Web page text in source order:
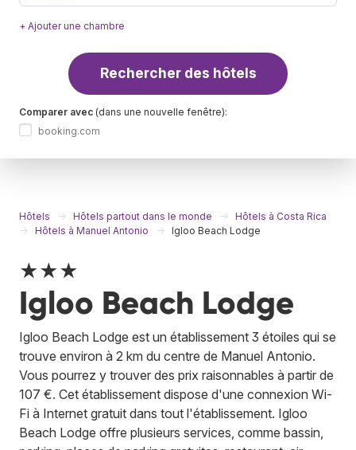
+ Ajouter une chambre
Rechercher des hôtels
Comparer avec (dans une nouvelle fenêtre):
booking.com
Hôtels Hôtels partout dans le monde
Hôtels à Costa Rica
Hôtels à Manuel Antonio
Igloo Beach Lodge
★★★
Igloo Beach Lodge
Igloo Beach Lodge est un établissement 3 étoiles qui se
trouve environ à 2 km du centre de Manuel Antonio.
Vous pourrez y trouver des prix raisonnables à partir de
107 €. Cet établissement dispose d'une connexion Wi-
Fi à Internet gratuit dans tout l'établissement. Igloo
Beach Lodge offre plusieurs services, comme bassin,